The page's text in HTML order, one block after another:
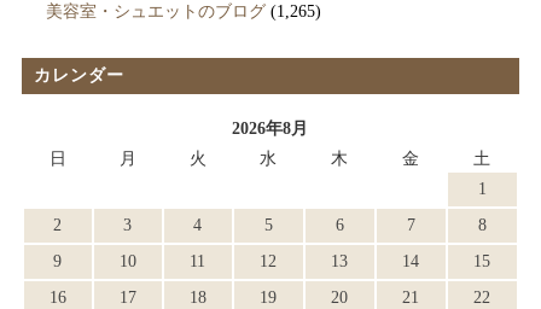
美容室・シュエットのブログ(1,265)
カレンダー
2026年8月
日
月 火 水 木 金
土
1
2
3 4 5 6 7
8
9
10 11 12 13 14
15
16
17 18 19 20 21
22